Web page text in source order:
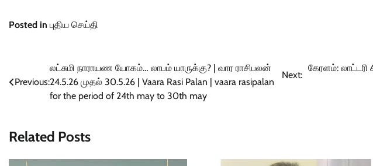
Posted in புதிய செய்தி
navigation
Previous:
லட்சுமி நாராயண யோகம்… லாபம் யாருக்கு? | வார ராசிபலன்
24.5.26 முதல் 30.5.26 | Vaara Rasi Palan | vaara rasipalan
for the period of 24th may to 30th may
Next:
கேரளம்: லாட்டரி
Related Posts